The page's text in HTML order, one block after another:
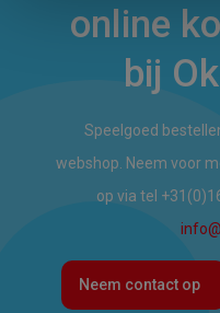
online
bij
Speelgoed
webshop. Neem voor
op via tel
Neem contact op